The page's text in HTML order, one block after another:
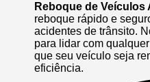
Reboque de Veículos
reboque rápido e
acidentes de trânsito.
para lidar com
que seu veículo seja
eficiência.